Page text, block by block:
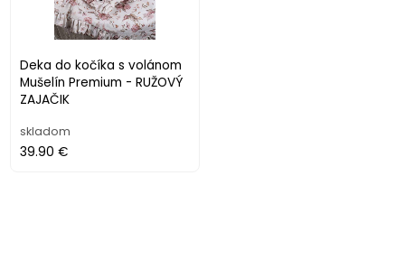
Deka do kočíka s volánom
Mušelín Premium - RUŽOVÝ
ZAJAČIK
skladom
39.90 €